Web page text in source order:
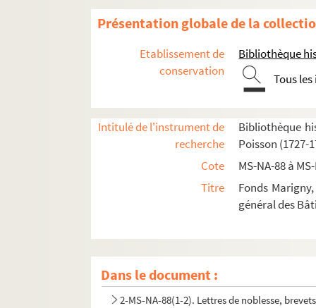
Présentation globale de la
Etablissement de
conservation
Bibliothèque
Tous
Intitulé de l'instrument de
recherche
Bibliothèque
Poisson (1727-
Cote
MS-NA-88 à
Titre
Fonds
général des
Dans le document :
2-MS-NA-88(1-2). Lettres de noblesse,